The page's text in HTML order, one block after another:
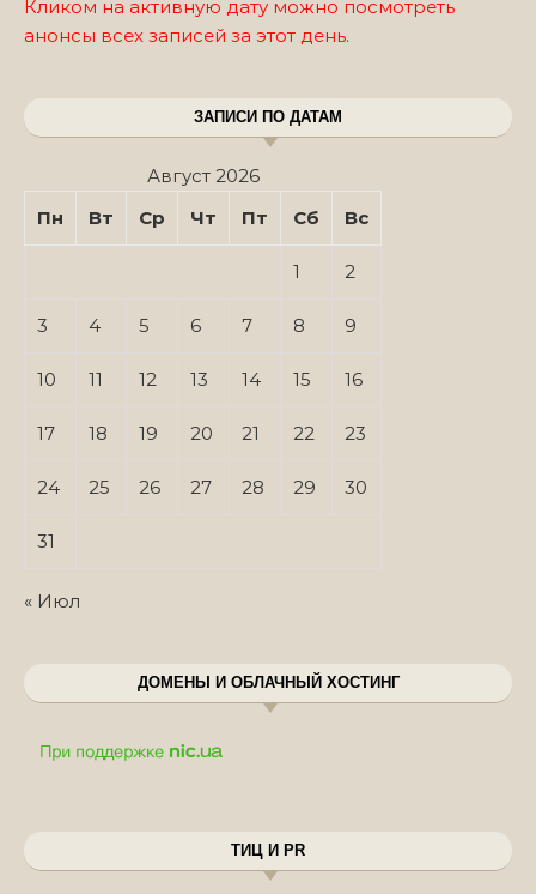
Кликом на активную дату можно посмотреть
анонсы всех записей за этот день.
ЗАПИСИ ПО ДАТАМ
Август 2026
Пн
Вт Ср Чт Пт Сб Вс
1 2
3 4 5 6 7 8 9
10 11 12 13 14 15 16
17 18 19 20 21 22 23
24 25 26 27 28 29 30
31
« Июл
ДОМЕНЫ И ОБЛАЧНЫЙ ХОСТИНГ
ТИЦ И PR